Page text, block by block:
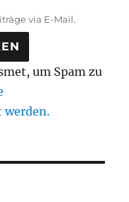
via E-Mail.
um Spam zu
werden.